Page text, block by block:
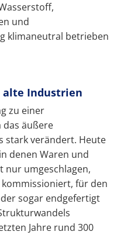
und
klimaneutral betrieben
alte Industrien
zu einer
das äußere
stark verändert. Heute
denen Waren und
nur umgeschlagen,
für den
sogar endgefertigt
Jahre rund 300